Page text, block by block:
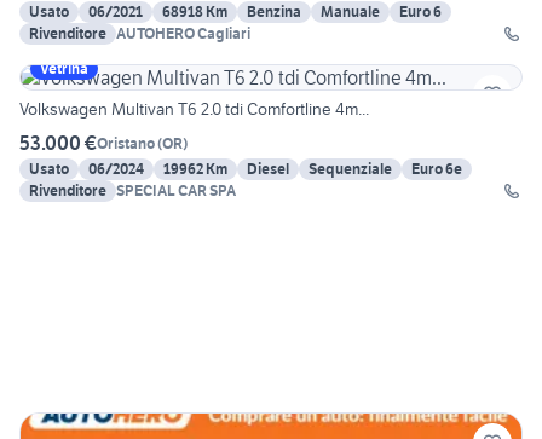
Usato
06/2021 68918 Km Benzina Manuale
Euro 6
Rivenditore AUTOHERO Cagliari
Vetrina
Volkswagen Multivan T6 2.0 tdi Comfortline 4m...
53.000 €Oristano(OR)
Usato
06/2024 19962 Km Diesel Sequenziale
Euro 6e
Rivenditore SPECIAL CAR SPA